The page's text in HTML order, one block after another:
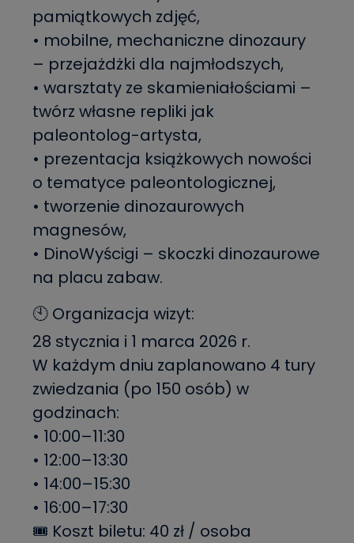
pamiątkowych zdjęć,
• mobilne, mechaniczne dinozaury
– przejażdżki dla najmłodszych,
• warsztaty ze skamieniałościami –
twórz własne repliki jak
paleontolog-artysta,
• prezentacja książkowych nowości
o tematyce paleontologicznej,
• tworzenie dinozaurowych
magnesów,
• DinoWyścigi – skoczki dinozaurowe
na placu zabaw.
🕙 Organizacja wizyt:
28 stycznia i 1 marca 2026 r.
W każdym dniu zaplanowano 4 tury
zwiedzania (po 150 osób) w
godzinach:
• 10:00–11:30
• 12:00–13:30
• 14:00–15:30
• 16:00–17:30
🎟 Koszt biletu: 40 zł / osoba